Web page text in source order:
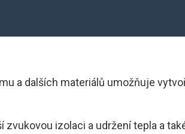
a dalších materiálů umožňuje
izolaci a udržení tepla a